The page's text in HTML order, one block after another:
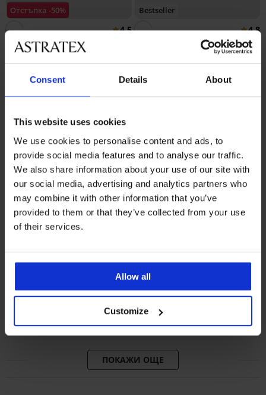
Consent Details About
This website uses cookies
We use cookies to personalise content and ads, to
provide social media features and to analyse our traffic.
We also share information about your use of our site with
our social media, advertising and analytics partners who
may combine it with other information that you’ve
provided to them or that they’ve collected from your use
of their services.
Allow all
Customize
Отстъпка -50%
4,5
Сутиен Soft Lace II подплатен
без банели
18,50 €
Bestseller
4,8
Сутиен DIVA by IVA
40,99 €
-20% BRA20
4,9
Сутиен Spacer Flexicup Dotted
-20% BRA20
Сутиен Violeta подплатен
изглаждащ
40,99 €
ПОКАЖИ ОЩЕ